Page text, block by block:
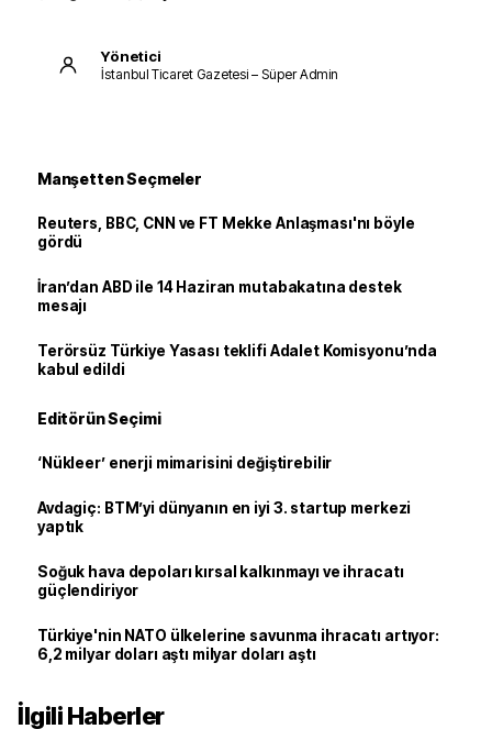
Yönetici
İstanbul Ticaret Gazetesi – Süper Admin
Manşetten Seçmeler
Reuters, BBC, CNN ve FT Mekke Anlaşması'nı böyle
gördü
İran’dan ABD ile 14 Haziran mutabakatına destek
mesajı
Terörsüz Türkiye Yasası teklifi Adalet Komisyonu’nda
kabul edildi
Editörün Seçimi
‘Nükleer’ enerji mimarisini değiştirebilir
Avdagiç: BTM’yi dünyanın en iyi 3. startup merkezi
yaptık
Soğuk hava depoları kırsal kalkınmayı ve ihracatı
güçlendiriyor
Türkiye'nin NATO ülkelerine savunma ihracatı artıyor:
6,2 milyar doları aştı milyar doları aştı
İlgili Haberler